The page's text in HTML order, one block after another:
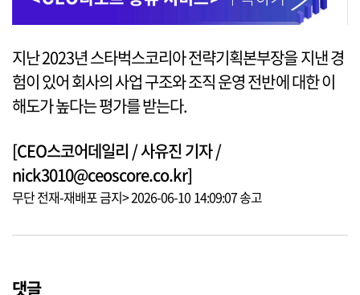
지난 2023년 스타벅스코리아 전략기획본부장을 지낸 경
험이 있어 회사의 사업 구조와 조직 운영 전반에 대한 이
해도가 높다는 평가를 받는다.
[CEO스코어데일리 / 사유진 기자 /
nick3010@ceoscore.co.kr]
무단 전재-재배포 금지> 2026-06-10 14:09:07 송고
댓글